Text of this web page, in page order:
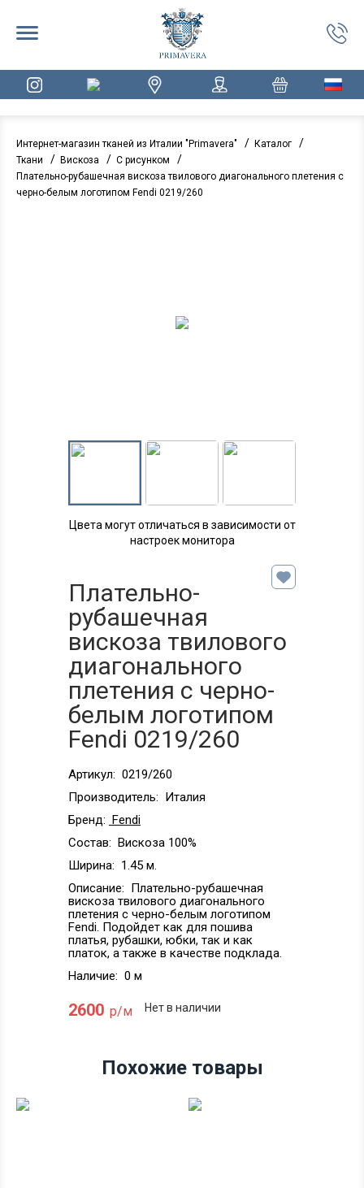
Интернет-магазин тканей из Италии "Primavera" / Каталог /
Ткани / Вискоза / С рисунком /
Плательно-рубашечная вискоза твилового диагонального плетения с
черно-белым логотипом Fendi 0219/260
Цвета могут отличаться в зависимости от
настроек монитора
Плательно-
рубашечная
вискоза твилового
диагонального
плетения с черно-
белым логотипом
Fendi 0219/260
Артикул: 0219/260
Производитель: Италия
Бренд: Fendi
Состав: Вискоза 100%
Ширина: 1.45 м.
Описание: Плательно-рубашечная
вискоза твилового диагонального
плетения с черно-белым логотипом
Fendi. Подойдет как для пошива
платья, рубашки, юбки, так и как
платок, а также в качестве подклада.
Наличие: 0 м
2600 р/м Нет в наличии
Похожие товары